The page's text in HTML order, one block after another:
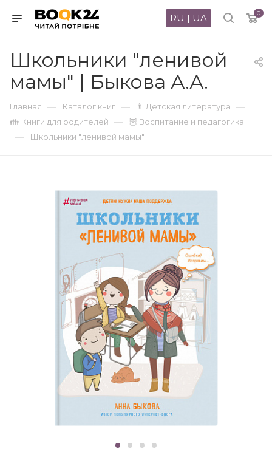
0
RU | UA
Школьники "ленивой
мамы" | Быкова А.А.
Главная — Каталог книг — 👨 Детская литература —
👪 Книги для родителей — 🦉 Воспитание и педагогика
— Школьники "ленивой мамы"